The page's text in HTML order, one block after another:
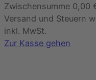
Produkte
im
Warenkorb
Zwischensumme 0,00
Versand und Steuern
inkl. MwSt.
Zur Kasse gehen